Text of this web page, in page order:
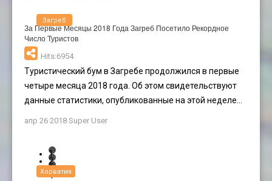
За Первые Месяцы 2018 Года Загреб Посетило Рекордное
Число Туристов
Hits:6954
Туристический бум в Загребе продолжился в первые
четыре месяца 2018 года. Об этом свидетельствуют
данные статистики, опубликованные на этой неделе...
апр 26 2018
Загреб
Super User
1
2
3
4
Хорватия